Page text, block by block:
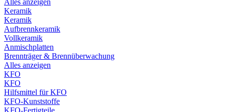
Alles anzeigen
Keramik
Keramik
Aufbrennkeramik
Vollkeramik
Anmischplatten
Brennträger & Brennüberwachung
Alles anzeigen
KFO
KFO
Hilfsmittel für KFO
KFO-Kunststoffe
KFO-Fertigteile